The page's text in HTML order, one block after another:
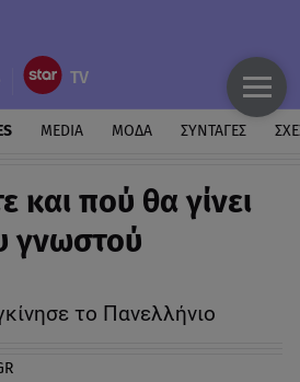
MEDIA ΜΟΔΑ ΣΥΝΤΑΓΕΣ
και πού θα γίνει
γνωστού
το Πανελλήνιο